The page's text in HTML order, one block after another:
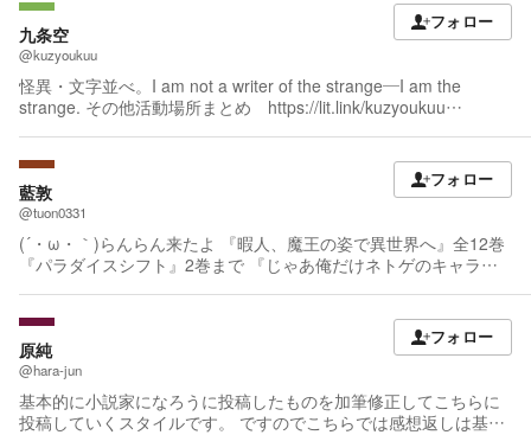
なろう→https://mypage.syosetu.com/763216/ ハーメルン
→https://syosetu.org/user/167019/
Twitter(X)→https://twitter.com/instantnoumiso
九条空
@kuzyoukuu
怪異・文字並べ。I am not a writer of the strange—I am the
strange. その他活動場所まとめ https://lit.link/kuzyoukuu
フォロー
藍敦
@tuon0331
(´・ω・｀)らんらん来たよ 『暇人、魔王の姿で異世界へ』全12巻
『パラダイスシフト』2巻まで 『じゃあ俺だけネトゲのキャラ使
フォロー
原純
@hara-jun
基本的に小説家になろうに投稿したものを加筆修正してこちらに
投稿していくスタイルです。 ですのでこちらでは感想返しは基本
フォロー